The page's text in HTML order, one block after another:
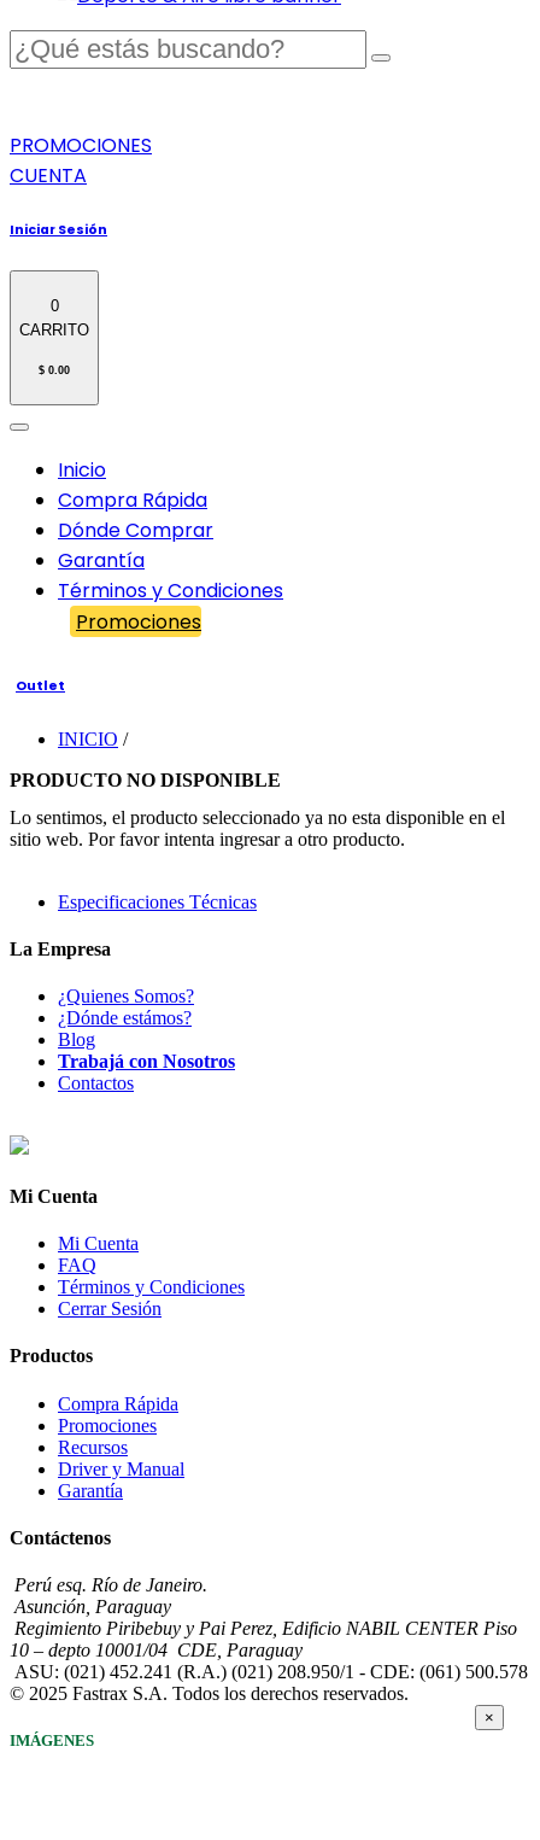
PROMOCIONES
CUENTA
Iniciar Sesión
0
CARRITO
$ 0.00
Inicio
Compra Rápida
Dónde Comprar
Garantía
Términos y Condiciones
Promociones
Outlet
INICIO /
PRODUCTO NO DISPONIBLE
Lo sentimos, el producto seleccionado ya no esta disponible en el
sitio web. Por favor intenta ingresar a otro producto.
Especificaciones Técnicas
La Empresa
¿Quienes Somos?
¿Dónde estámos?
Blog
Trabajá con Nosotros
Contactos
Mi Cuenta
Mi Cuenta
FAQ
Términos y Condiciones
Cerrar Sesión
Productos
Compra Rápida
Promociones
Recursos
Driver y Manual
Garantía
Contáctenos
Perú esq. Río de Janeiro.
Asunción, Paraguay
Regimiento Piribebuy y Pai Perez, Edificio NABIL CENTER Piso
10 – depto 10001/04 CDE, Paraguay
ASU: (021) 452.241 (R.A.) (021) 208.950/1 - CDE: (061) 500.578
© 2025 Fastrax S.A. Todos los derechos reservados.
IMÁGENES
×